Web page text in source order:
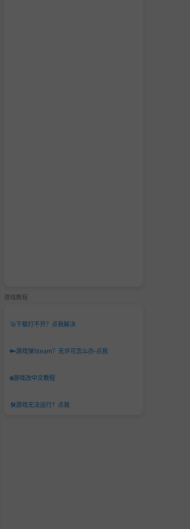
游戏教程
🚀下载打不开？点我解决
🔑游戏弹Steam？无许可怎么办-点我
🌐游戏改中文教程
🛠️游戏无法运行？点我